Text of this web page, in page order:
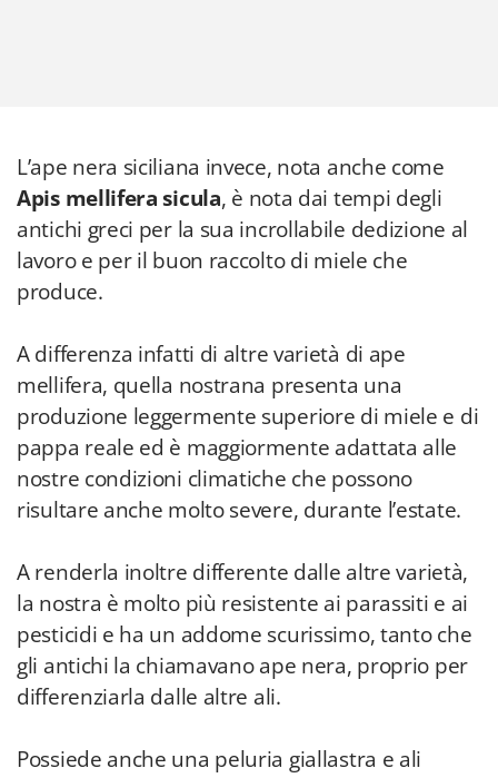
L’ape nera siciliana invece, nota anche come
Apis mellifera sicula, è nota dai tempi degli
antichi greci per la sua incrollabile dedizione al
lavoro e per il buon raccolto di miele che
produce.
A differenza infatti di altre varietà di ape
mellifera, quella nostrana presenta una
produzione leggermente superiore di miele e di
pappa reale ed è maggiormente adattata alle
nostre condizioni climatiche che possono
risultare anche molto severe, durante l’estate.
A renderla inoltre differente dalle altre varietà,
la nostra è molto più resistente ai parassiti e ai
pesticidi e ha un addome scurissimo, tanto che
gli antichi la chiamavano ape nera, proprio per
differenziarla dalle altre ali.
Possiede anche una peluria giallastra e ali